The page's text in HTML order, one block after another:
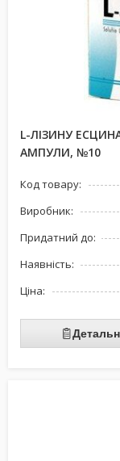
L-ЛІЗИНУ
АМПУЛИ, №10
Код товару:
Виробник:
Придатний до:
Наявність:
Ціна: